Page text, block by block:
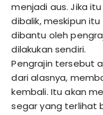
menjadi aus. Jika
dibalik, meskipun
dibantu oleh
dilakukan sendiri.
Pengrajin tersebut
dari alasnya,
kembali. Itu akan
segar yang terlihat